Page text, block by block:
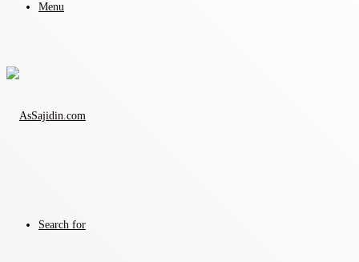
Menu
Search for